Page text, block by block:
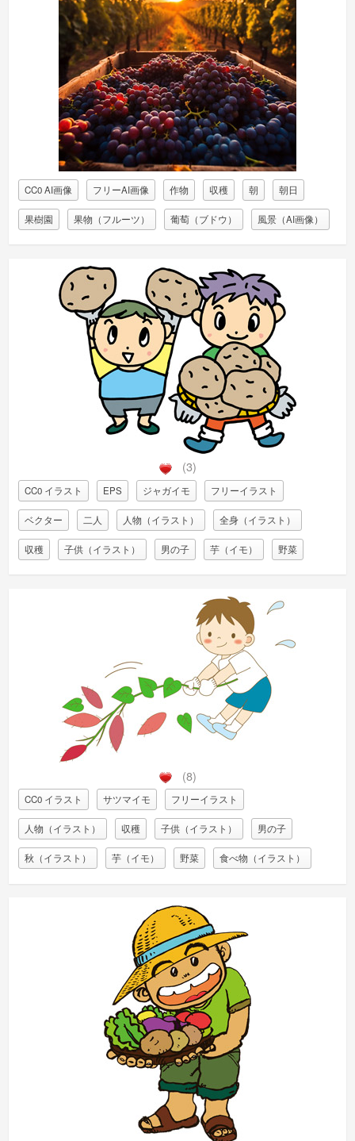
CC0 AI画像 フリーAI画像 作物 収穫 朝 朝日
果樹園 果物（フルーツ） 葡萄（ブドウ） 風景（AI画像）
(3)
CC0 イラスト EPS ジャガイモ フリーイラスト
ベクター 二人 人物（イラスト） 全身（イラスト）
収穫 子供（イラスト） 男の子 芋（イモ） 野菜
(8)
CC0 イラスト サツマイモ フリーイラスト
人物（イラスト） 収穫 子供（イラスト） 男の子
秋（イラスト） 芋（イモ） 野菜 食べ物（イラスト）